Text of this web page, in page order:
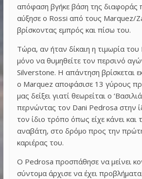
απόφαση βγήκε βάση της διαφοράς
αύξησε ο Rossi από τους Marquez/
βρίσκοντας εμπρός και πίσω του.
Τώρα, αν ήταν δίκαιη η τιμωρία
μόνο να θυμηθείτε τον περσινό
Silverstone. Η απάντηση βρίσκεται
ο Marquez αποφάσισε 13 γύρους
μας δείξει γιατί θεωρείται ο
περνώντας τον Dani Pedrosa στην
τον ίδιο τρόπο όπως είχε κάνει και
αναβάτη, στο δρόμο προς την
καριέρας του.
Ο Pedrosa προσπάθησε να μείνει
σύντομα άρχισε να έχει προβλήματα